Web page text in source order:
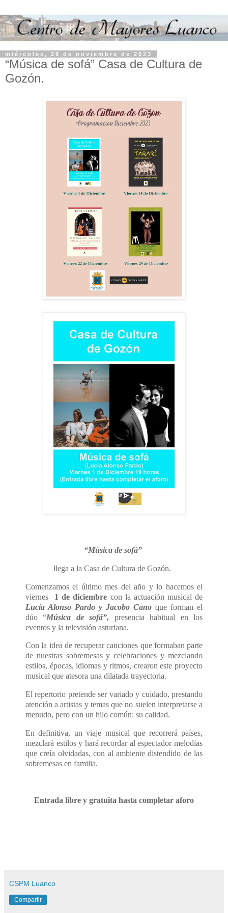
miércoles, 29 de noviembre de 2023
“Música de sofá” Casa de Cultura de
Gozón.
“Música de sofá”
llega a la Casa de Cultura de Gozón.
Comenzamos el último mes del año y lo hacemos el
viernes 1 de diciembre con la actuación musical de
Lucía Alonso Pardo y Jacobo Cano que forman el
dúo “Música de sofá”, presencia habitual en los
eventos y la televisión asturiana.
Con la idea de recuperar canciones que formaban parte
de nuestras sobremesas y celebraciones y mezclando
estilos, épocas, idiomas y ritmos, crearon este proyecto
musical que atesora una dilatada trayectoria.
El repertorio pretende ser variado y cuidado, prestando
atención a artistas y temas que no suelen interpretarse a
menudo, pero con un hilo común: su calidad.
En definitiva, un viaje musical que recorrerá países,
mezclará estilos y hará recordar al espectador melodías
que creía olvidadas, con al ambiente distendido de las
sobremesas en familia.
Entrada libre y gratuita hasta completar aforo
CSPM Luanco
Compartir